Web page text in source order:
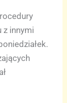
z innymi